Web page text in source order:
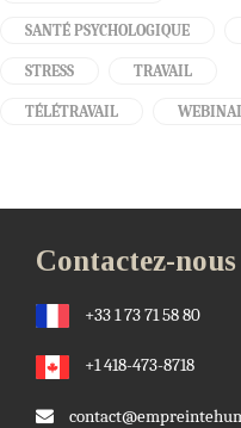
SANTÉ PSYCHOLOGIQUE
STRESS TRAVAIL
TÉLÉTRAVAIL
Contactez-nous
+33 1 73 71 58 80
+1 418-473-8718